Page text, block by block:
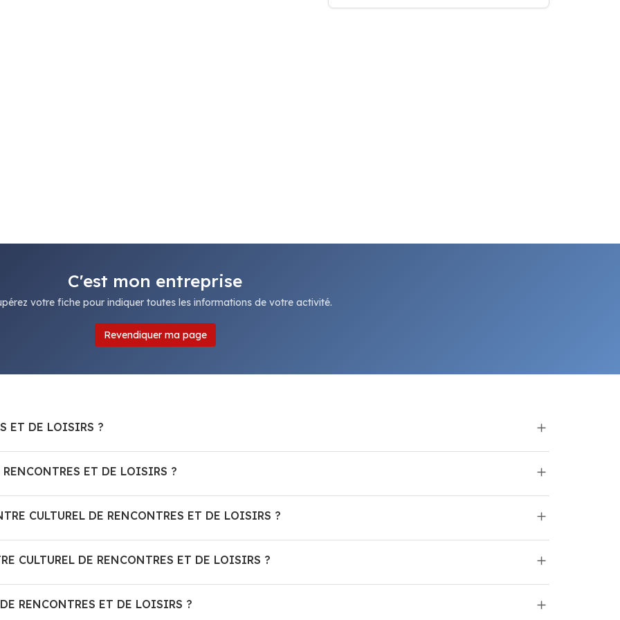
C'est mon entreprise
votre fiche pour indiquer toutes les informations de votre activité.
Revendiquer ma page
ET DE LOISIRS ?
ET DE LOISIRS ?
CULTUREL DE RENCONTRES ET DE LOISIRS ?
DE RENCONTRES ET DE LOISIRS ?
RENCONTRES ET DE LOISIRS ?